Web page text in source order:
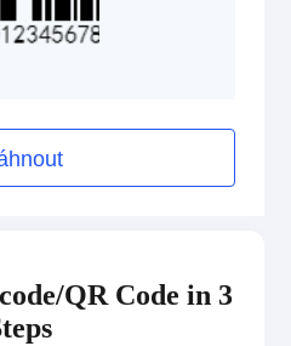
QR Code in 3